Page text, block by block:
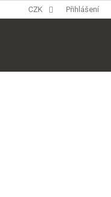
CZK Přihlášení